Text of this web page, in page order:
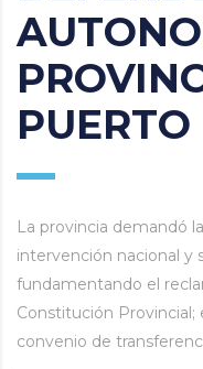
La provincia demandó
intervención nacional y
fundamentando el
Constitución
convenio de